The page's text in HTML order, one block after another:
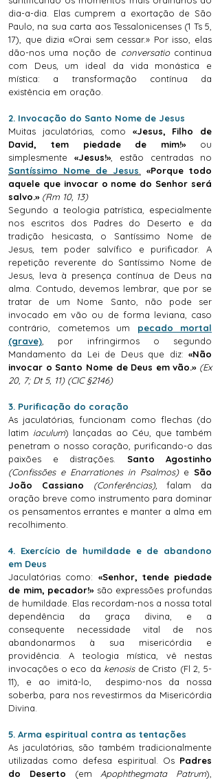
dia-a-dia. Elas cumprem a exortação de São
Paulo, na sua carta aos Tessalonicenses (1 Ts 5,
17), que dizia «Orai sem cessar.» Por isso, elas
dão-nos uma noção de conversatiocontinua
com Deus, um ideal da vida monástica e
mística: a transformação contínua da
existência em oração.
2. Invocação do Santo Nome de Jesus
Muitas jaculatórias, como «Jesus, Filho de
David, tem piedade de mim!»ou
simplesmente «Jesus!», estão centradas no
Santíssimo Nome de Jesus
«Porque todo
aquele que invocar o nome do Senhor será
salvo.» (Rm 10, 13)
Segundo a teologia patrística, especialmente
nos escritos dos Padres do Deserto e da
tradição hesicasta, o Santíssimo Nome de
Jesus, tem poder salvífico e purificador. A
repetição reverente do Santíssimo Nome de
Jesus, leva à presença contínua de Deus na
alma. Contudo, devemos lembrar, que por se
tratar de um Nome Santo, não pode ser
invocado em vão ou de forma leviana, caso
contrário, cometemos um pecado mortal
(grave) , por infringirmos o segundo
Mandamento da Lei de Deus que diz: «Não
invocar o Santo Nome de Deus em vão.» (Ex
20, 7; Dt 5, 11) (CIC §2146)
3. Purificação do coração
As jaculatórias, funcionam como flechas (do
latim iaculum) lançadas ao Céu, que também
penetram o nosso coração, purificando-o das
paixões e distrações. Santo Agostinho
(Confissões e Enarrationes in Psalmos)e São
João Cassiano
(Conferências), falam da
oração breve como instrumento para dominar
os pensamentos errantes e manter a alma em
recolhimento.
4. Exercício de humildade e de abandono
em Deus
Jaculatórias como: «Senhor, tende piedade
de mim, pecador!»são expressões profundas
de humildade. Elas recordam-nos a nossa total
dependência da graça divina, e a
consequente necessidade vital de nos
abandonarmos à sua misericórdia e
providência. A teologia mística, vê nestas
invocações o eco da kenosisde Cristo (Fl 2, 5-
11), e ao imitá-lo, despimo-nos da nossa
soberba, para nos revestirmos da Misericórdia
Divina.
5. Arma espiritual contra as tentações
As jaculatórias, são também tradicionalmente
utilizadas como defesa espiritual. Os Padres
do Deserto (em Apophthegmata Patrum),